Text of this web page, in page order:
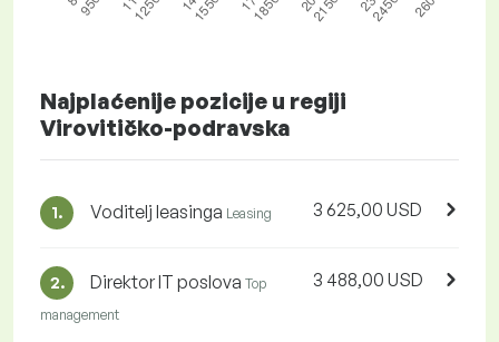
Najplaćenije pozicije u regiji
Virovitičko-podravska
1. Voditelj leasinga Leasing 3 625,00 USD
2. Direktor IT poslova Top
management
3 488,00 USD